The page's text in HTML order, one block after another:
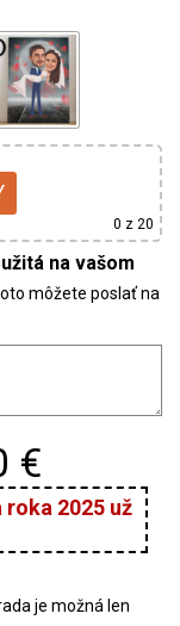
môžete poslať na
0 z 20
€.
€
price
is:
69,00